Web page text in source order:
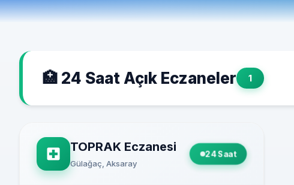
🏥 24 Saat Açık Eczaneler 1
TOPRAK Eczanesi
Gülağaç, Aksaray
24 Saat